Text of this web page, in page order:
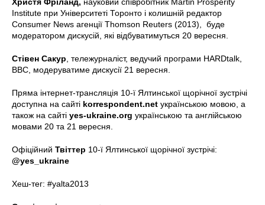
Institute при Університеті Торонто і колишній редактор
Consumer News агенції Thomson Reuters (2013), буде
модератором дискусій, які відбуватимуться 20 вересня.
Стівен Сакур , тележурналіст, ведучий програми HARDtalk,
BBC, модеруватиме дискусії 21 вересня.
Пряма інтернет-трансляція 10-ї Ялтинської щорічної зустрічі
доступна на сайті korrespondent.net українською мовою, а
також на сайті yes-ukraine.org українською та англійською
мовами 20 та 21 вересня.
Офіційний Твіттер 10-ї Ялтинської щорічної зустрічі:
@yes_ukraine
Хеш-тег: #yalta2013